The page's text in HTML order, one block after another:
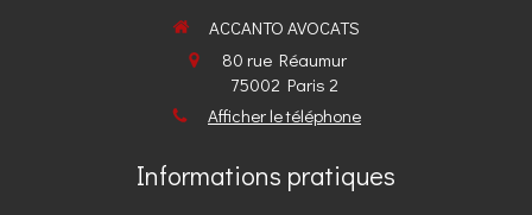
ACCANTO AVOCATS
80 rue Réaumur
75002 Paris 2
Afficher le téléphone
Informations pratiques